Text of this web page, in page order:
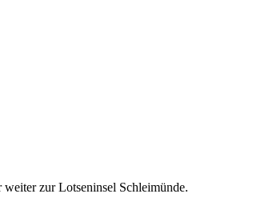
zur Lotseninsel Schleimünde.